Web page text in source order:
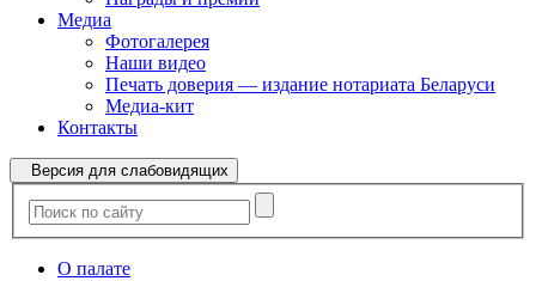
Медиа
Фотогалерея
Наши видео
Печать доверия — издание нотариата Беларуси
Медиа-кит
Контакты
Версия для слабовидящих
О палате